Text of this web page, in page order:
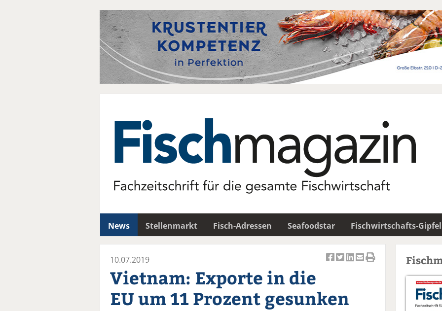
News Stellenmarkt Fisch-Adressen Seafoodstar Fischwirtschafts-Gipfel
elelel
10.07.2019
Vietnam: Exporte in die
EU um 11 Prozent gesunken